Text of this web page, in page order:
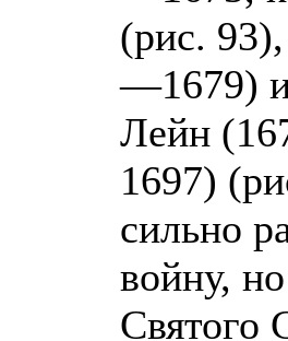
(рис.
—1679) и
Лейн
1697)
сильно
войну,
Святого